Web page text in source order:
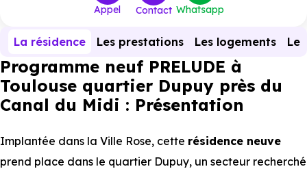
Appel Contact Whatsapp
La résidence Les prestations Les logements Le
Programme neuf PRELUDE à
Toulouse quartier Dupuy près du
Canal du Midi : Présentation
Implantée dans la Ville Rose, cette résidence neuve
prend place dans le quartier Dupuy, un secteur recherché